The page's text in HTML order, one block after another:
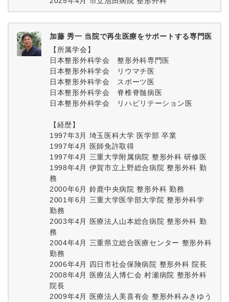
加藤 秀一 当院で再生医療をサポートする専門医
【所属学会】
日本整形外科学会 整形外科専門医
日本整形外科学会 リウマチ医
日本整形外科学会 スポーツ医
日本整形外科学会 脊椎脊髄病医
日本整形外科学会 リハビリテーション医
【経歴】
1997年3月 埼玉医科大学 医学部 卒業
1997年4月 医師免許取得
1997年4月 三重大学附属病院 整形外科 研修医
1998年4月 伊賀市立上野総合病院 整形外科 勤
務
2000年6月 鈴鹿中央病院 整形外科 勤務
2001年6月 三重大学医学部大学院 整形外科学
勤務
2003年4月 医療法人山本総合病院 整形外科 勤
務
2004年4月 三重県立総合医療センター 整形外科
勤務
2006年4月 四日市社会保険病院 整形外科 院長
2008年4月 医療法人博仁会 村瀬病院 整形外科
院長
2009年4月 医療法人美喜有会 整形外科みきゆう